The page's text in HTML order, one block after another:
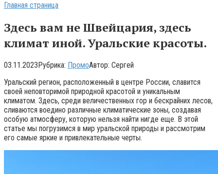
Главная страница
Здесь вам не Швейцария, здесь
климат иной. Уральские красоты.
03.11.2023Рубрика: ПромоАвтор: Сергей
Уральский регион, расположенный в центре России, славится
своей неповторимой природной красотой и уникальным
климатом. Здесь, среди величественных гор и бескрайних лесов,
сливаются воедино различные климатические зоны, создавая
особую атмосферу, которую нельзя найти нигде еще. В этой
статье мы погрузимся в мир уральской природы и рассмотрим
его самые яркие и привлекательные черты.